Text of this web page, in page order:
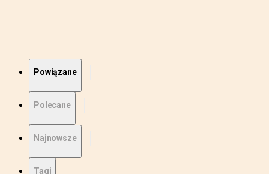
Powiązane
Polecane
Najnowsze
Tagi